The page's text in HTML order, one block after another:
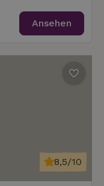
Ansehen
8,5/10